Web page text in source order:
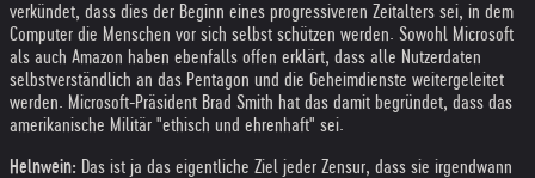
verkündet, dass dies der Beginn eines progressiveren Zeitalters sei, in dem
Computer die Menschen vor sich selbst schützen werden. Sowohl Microsoft
als auch Amazon haben ebenfalls offen erklärt, dass alle Nutzerdaten
selbstverständlich an das Pentagon und die Geheimdienste weitergeleitet
werden. Microsoft-Präsident Brad Smith hat das damit begründet, dass das
amerikanische Militär "ethisch und ehrenhaft" sei.
Helnwein: Das ist ja das eigentliche Ziel jeder Zensur, dass sie irgendwann